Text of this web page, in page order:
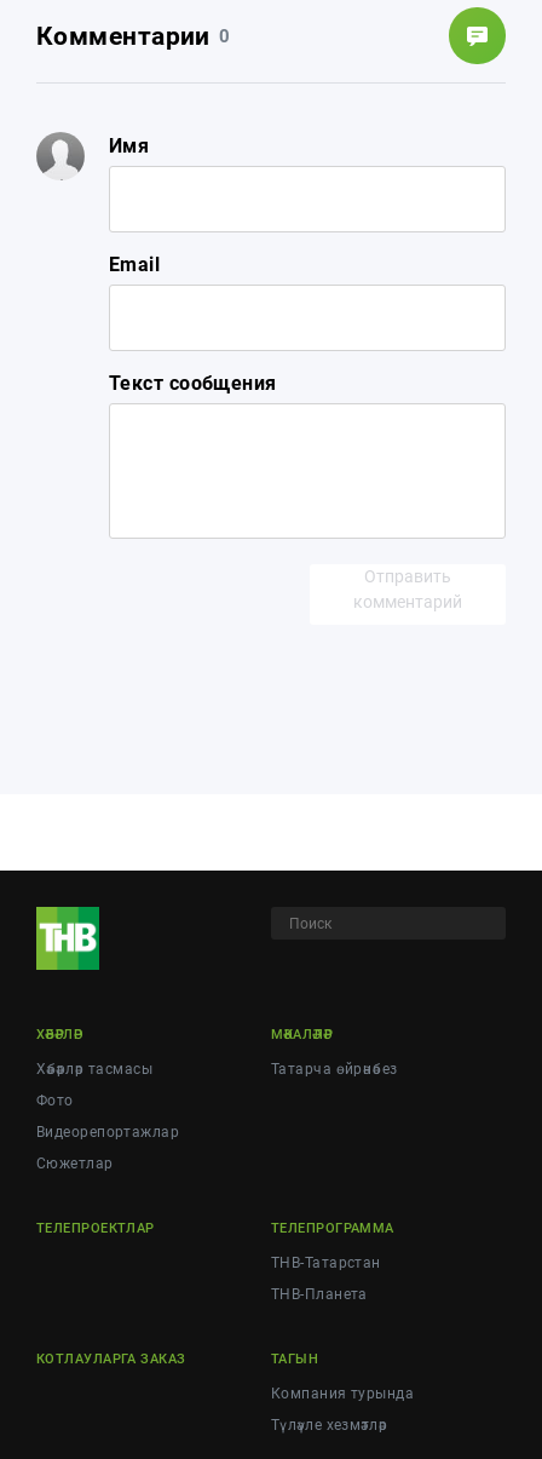
Комментарии 0
Имя
Email
Текст сообщения
Отправить
комментарий
ХӘБӘРЛӘР
Хәбәрләр тасмасы
Фото
Видеорепортажлар
Cюжетлар
МӘКАЛӘЛӘР
Татарча өйрәнәбез
ТЕЛЕПРОЕКТЛАР ТЕЛЕПРОГРАММА
ТНВ-Татарстан
ТНВ-Планета
КОТЛАУЛАРГА ЗАКАЗ ТАГЫН
Компания турында
Түләүле хезмәтләр